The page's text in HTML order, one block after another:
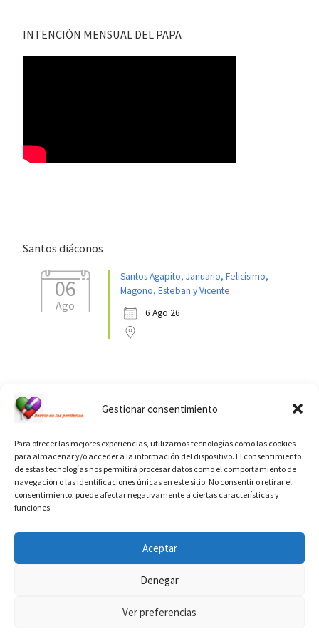
Gestionar consentimiento
Para ofrecer las mejores experiencias, utilizamos tecnologías como las cookies
para almacenar y/o acceder a la información del dispositivo. El consentimiento
de estas tecnologías nos permitirá procesar datos como el comportamiento de
navegación o las identificaciones únicas en este sitio. No consentir o retirar el
consentimiento, puede afectar negativamente a ciertas características y
funciones.
Aceptar
Denegar
Ver preferencias
INTENCIÓN MENSUAL DEL PAPA
Santos diáconos
06
Ago
Santos Agapito, Januario, Felicísimo,
Magono, Esteban y Vicente
6 Ago 26
Diaconado permanente– Todos los derechos reservados